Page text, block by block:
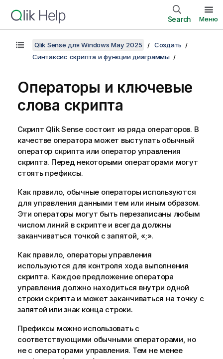
Search Меню
Qlik Sense для Windows May 2025
Создать
Синтаксис скрипта и функции диаграммы
Операторы и ключевые
слова скрипта
Скрипт Qlik Senseсостоит из ряда операторов. В
качестве оператора может выступать обычный
оператор скрипта или оператор управления
скрипта. Перед некоторыми операторами могут
стоять префиксы.
Как правило, обычные операторы используются
для управления данными тем или иным образом.
Эти операторы могут быть перезаписаны любым
числом линий в скрипте и всегда должны
заканчиваться точкой с запятой, «;».
Как правило, операторы управления
используются для контроля хода выполнения
скрипта. Каждое предложение оператора
управления должно находиться внутри одной
строки скрипта и может заканчиваться на точку с
запятой или знак конца строки.
Префиксы можно использовать с
соответствующими обычными операторами, но
не с операторами управления. Тем не менее